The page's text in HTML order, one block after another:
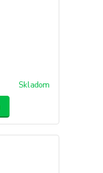
Skladom